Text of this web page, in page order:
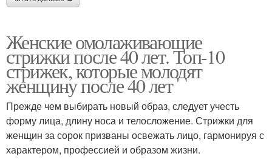
Женские омолаживающие
стрижки после 40 лет. Топ-10
стрижек, которые молодят
женщину после 40 лет
Прежде чем выбирать новый образ, следует учесть
форму лица, длину носа и телосложение. Стрижки для
женщин за сорок призваны освежать лицо, гармонируя с
характером, профессией и образом жизни.